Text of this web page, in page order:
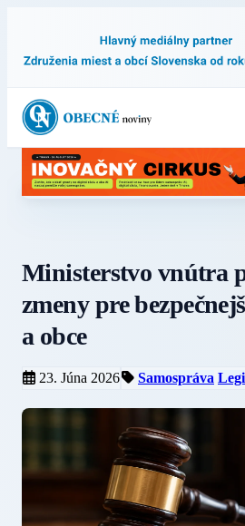
Ministerstvo vnútra
zmeny pre
a obce
23. Júna 2026 Samospráva